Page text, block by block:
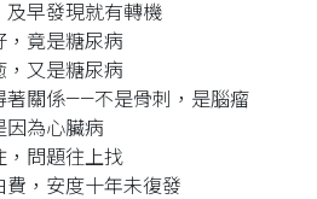
及早發現就有轉機
，竟是糖尿病
，又是糖尿病
著關係——不是骨刺，是腦瘤
因為心臟病
，問題往上找
費，安度十年未復發